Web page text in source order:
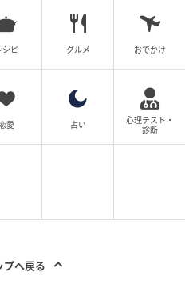
どのくらいですか？
イズです。
シピ グルメ おでかけ
愛 占い
心理テスト・
診断
プへ戻る